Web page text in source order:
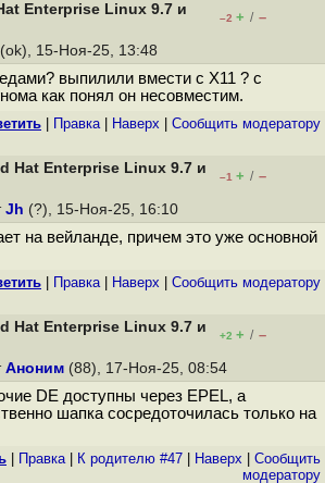
Enterprise Linux 9.7 и
–2 + / –
(ok), 15-Ноя-25, 13:48
выпилили вмести с X11 ? с
как понял он несовместим.
Правка| Наверх Cообщить модератору
Hat Enterprise Linux 9.7 и
–1 + / –
Jh (?), 15-Ноя-25, 16:10
на вейланде, причем это уже основной
Правка| Наверх Cообщить модератору
Hat Enterprise Linux 9.7 и
+2 + / –
Аноним (88), 17-Ноя-25, 08:54
DE доступны через EPEL, а
шапка сосредоточилась только на
Правка| К родителю #47 Наверх
Cообщить
модератору